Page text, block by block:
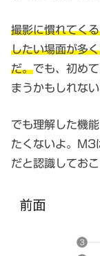
撮影に慣れてく
したい場面が多
だ。でも、初め
まうかもしれない
でも理解した機
たくないよ。M3
だと認識しておこ